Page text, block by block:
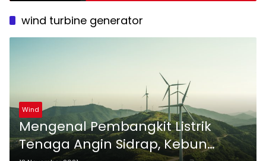
wind turbine generator
Wind
Mengenal Pembangkit Listrik
Tenaga Angin Sidrap, Kebun